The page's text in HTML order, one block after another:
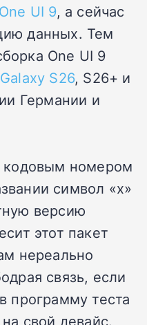
One UI 9, а сейчас
данных. Тем
One UI 9
Galaxy S26, S26+ и
Германии и
кодовым номером
символ «x»
версию
этот пакет
нереально
связь, если
программу теста
свой девайс.